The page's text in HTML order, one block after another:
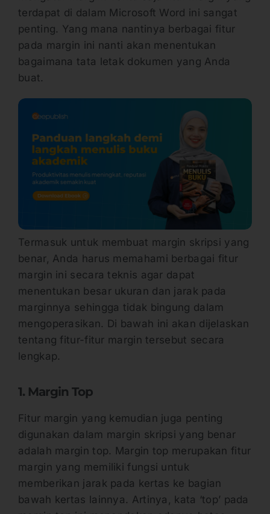
terdapat di dalam Microsoft Word ini sangat
penting. Yang mana nantinya berbagai fitur
pada margin ini nanti akan menentukan
bagaimana tata letak dokumen yang Anda
buat.
Termasuk untuk membuat margin skripsi yang
benar, Anda harus memahami berbagai fitur
margin ini secara teknis agar dapat
menentukan besar ukuran dan jarak pada
marginnya sehingga tidak bingung dalam
mengoperasikan. Di bawah ini akan dijelaskan
tentang fitur-fitur margin tersebut secara
lengkap.
1. Margin Top
Fitur margin yang kemudian juga penting
digunakan dalam margin skripsi yang benar
adalah margin top. Margin top merupakan fitur
margin yang memiliki fungsi untuk
memberikan jarak pada kertas ke bagian
bawah kertas lainnya. Artinya, kata ‘top’ pada